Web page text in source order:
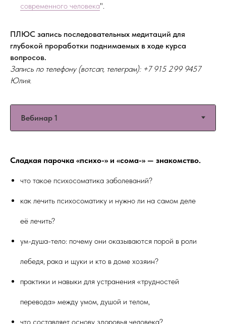
современного человека".
ПЛЮС запись последовательных медитаций для
глубокой проработки поднимаемых в ходе курса
вопросов.
Запись по телефону (вотсап, телеграм): +7 915 299 9457
Юлия.
Сладкая парочка «психо-» и «сома-» — знакомство.
что такое психосоматика заболеваний?
как лечить психосоматику и нужно ли на самом деле
её лечить?
ум-душа-тело: почему они оказываются порой в роли
лебедя, рака и щуки и кто в доме хозяин?
практики и навыки для устранения «трудностей
перевода» между умом, душой и телом,
что составляет основу здоровья человека?